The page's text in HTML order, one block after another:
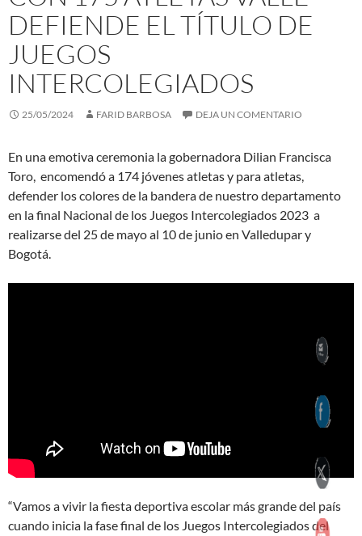
DEFIENDE EL TÍTULO DE
JUEGOS
INTERCOLEGIADOS
25/05/2024 FARID BARBOSA DEJA UN COMENTARIO
En una emotiva ceremonia la gobernadora Dilian Francisca
Toro, encomendó a 174 jóvenes atletas y para atletas,
defender los colores de la bandera de nuestro departamento
en la final Nacional de los Juegos Intercolegiados 2023 a
realizarse del 25 de mayo al 10 de junio en Valledupar y
Bogotá.
“Vamos a vivir la fiesta deportiva escolar más grande del país
cuando inicia la fase final de los Juegos Intercolegiados del